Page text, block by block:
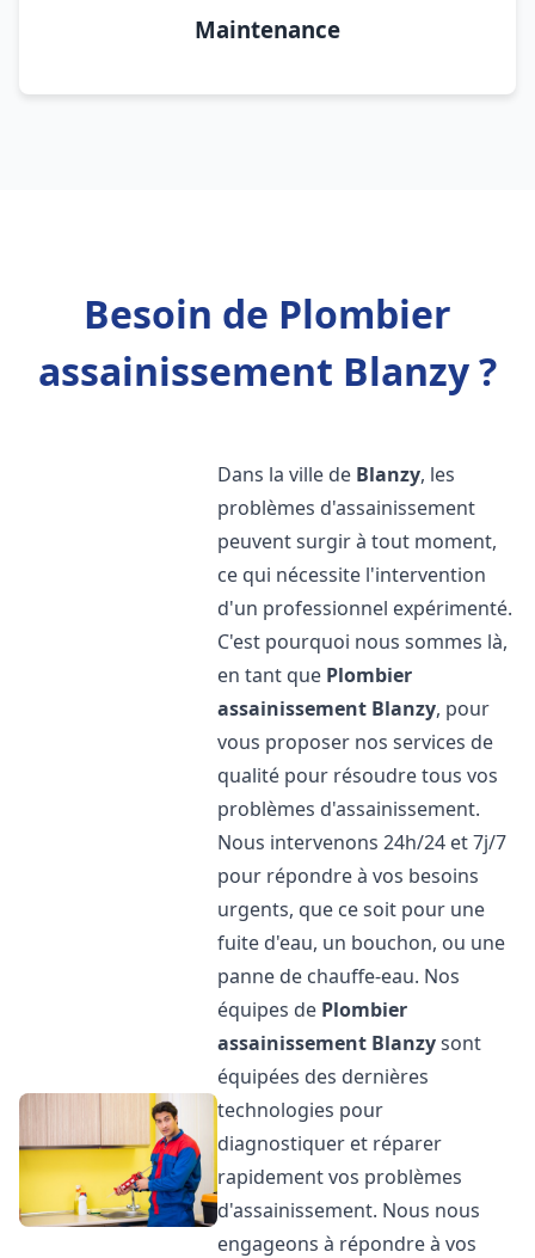
Maintenance
Besoin de Plombier
assainissement Blanzy ?
Dans la ville de Blanzy, les
problèmes d'assainissement
peuvent surgir à tout moment,
ce qui nécessite l'intervention
d'un professionnel expérimenté.
C'est pourquoi nous sommes là,
en tant que Plombier
assainissement Blanzy, pour
vous proposer nos services de
qualité pour résoudre tous vos
problèmes d'assainissement.
Nous intervenons 24h/24 et 7j/7
pour répondre à vos besoins
urgents, que ce soit pour une
fuite d'eau, un bouchon, ou une
panne de chauffe-eau. Nos
équipes de Plombier
assainissement Blanzysont
équipées des dernières
technologies pour
diagnostiquer et réparer
rapidement vos problèmes
d'assainissement. Nous nous
engageons à répondre à vos